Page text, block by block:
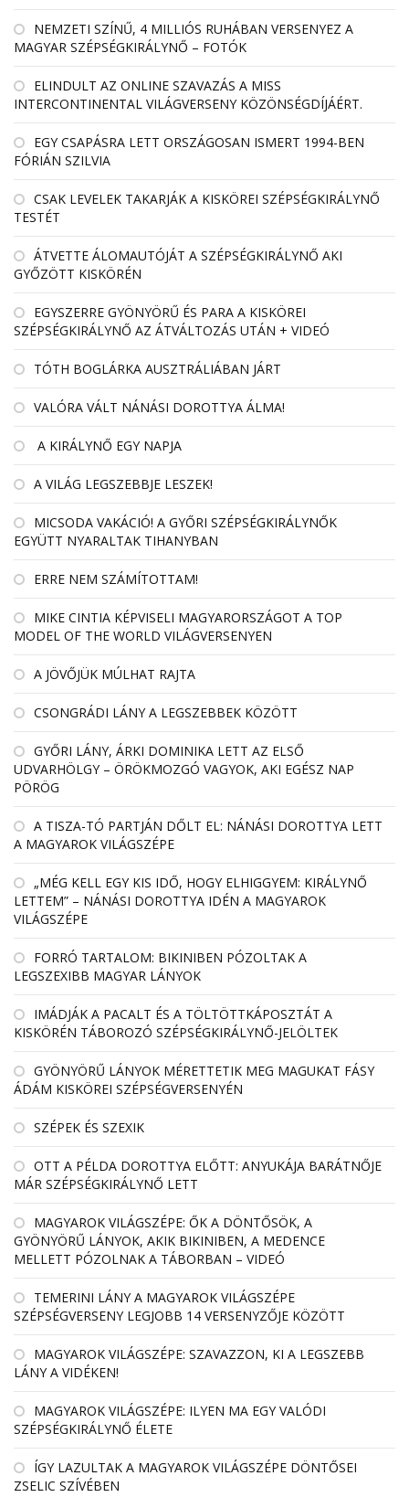
NEMZETI SZÍNŰ, 4 MILLIÓS RUHÁBAN VERSENYEZ A
MAGYAR SZÉPSÉGKIRÁLYNŐ – FOTÓK
ELINDULT AZ ONLINE SZAVAZÁS A MISS
INTERCONTINENTAL VILÁGVERSENY KÖZÖNSÉGDÍJÁÉRT.
EGY CSAPÁSRA LETT ORSZÁGOSAN ISMERT 1994-BEN
FÓRIÁN SZILVIA
CSAK LEVELEK TAKARJÁK A KISKÖREI SZÉPSÉGKIRÁLYNŐ
TESTÉT
ÁTVETTE ÁLOMAUTÓJÁT A SZÉPSÉGKIRÁLYNŐ AKI
GYŐZÖTT KISKÖRÉN
EGYSZERRE GYÖNYÖRŰ ÉS PARA A KISKÖREI
SZÉPSÉGKIRÁLYNŐ AZ ÁTVÁLTOZÁS UTÁN + VIDEÓ
TÓTH BOGLÁRKA AUSZTRÁLIÁBAN JÁRT
VALÓRA VÁLT NÁNÁSI DOROTTYA ÁLMA!
A KIRÁLYNŐ EGY NAPJA
A VILÁG LEGSZEBBJE LESZEK!
MICSODA VAKÁCIÓ! A GYŐRI SZÉPSÉGKIRÁLYNŐK
EGYÜTT NYARALTAK TIHANYBAN
ERRE NEM SZÁMÍTOTTAM!
MIKE CINTIA KÉPVISELI MAGYARORSZÁGOT A TOP
MODEL OF THE WORLD VILÁGVERSENYEN
A JÖVŐJÜK MÚLHAT RAJTA
CSONGRÁDI LÁNY A LEGSZEBBEK KÖZÖTT
GYŐRI LÁNY, ÁRKI DOMINIKA LETT AZ ELSŐ
UDVARHÖLGY – ÖRÖKMOZGÓ VAGYOK, AKI EGÉSZ NAP
PÖRÖG
A TISZA-TÓ PARTJÁN DŐLT EL: NÁNÁSI DOROTTYA LETT
A MAGYAROK VILÁGSZÉPE
„MÉG KELL EGY KIS IDŐ, HOGY ELHIGGYEM: KIRÁLYNŐ
LETTEM” – NÁNÁSI DOROTTYA IDÉN A MAGYAROK
VILÁGSZÉPE
FORRÓ TARTALOM: BIKINIBEN PÓZOLTAK A
LEGSZEXIBB MAGYAR LÁNYOK
IMÁDJÁK A PACALT ÉS A TÖLTÖTTKÁPOSZTÁT A
KISKÖRÉN TÁBOROZÓ SZÉPSÉGKIRÁLYNŐ-JELÖLTEK
GYÖNYÖRŰ LÁNYOK MÉRETTETIK MEG MAGUKAT FÁSY
ÁDÁM KISKÖREI SZÉPSÉGVERSENYÉN
SZÉPEK ÉS SZEXIK
OTT A PÉLDA DOROTTYA ELŐTT: ANYUKÁJA BARÁTNŐJE
MÁR SZÉPSÉGKIRÁLYNŐ LETT
MAGYAROK VILÁGSZÉPE: ŐK A DÖNTŐSÖK, A
GYÖNYÖRŰ LÁNYOK, AKIK BIKINIBEN, A MEDENCE
MELLETT PÓZOLNAK A TÁBORBAN – VIDEÓ
TEMERINI LÁNY A MAGYAROK VILÁGSZÉPE
SZÉPSÉGVERSENY LEGJOBB 14 VERSENYZŐJE KÖZÖTT
MAGYAROK VILÁGSZÉPE: SZAVAZZON, KI A LEGSZEBB
LÁNY A VIDÉKEN!
MAGYAROK VILÁGSZÉPE: ILYEN MA EGY VALÓDI
SZÉPSÉGKIRÁLYNŐ ÉLETE
ÍGY LAZULTAK A MAGYAROK VILÁGSZÉPE DÖNTŐSEI
ZSELIC SZÍVÉBEN